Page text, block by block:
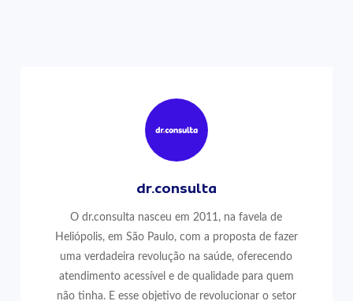
dr.consulta
O dr.consulta nasceu em 2011, na favela de
Heliópolis, em São Paulo, com a proposta de fazer
uma verdadeira revolução na saúde, oferecendo
atendimento acessível e de qualidade para quem
não tinha. E esse objetivo de revolucionar o setor